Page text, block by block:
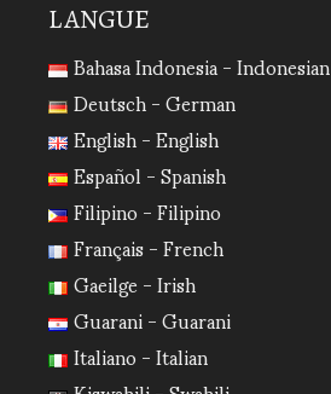
LANGUE
Bahasa Indonesia - Indonesian
Deutsch - German
English - English
Español - Spanish
Filipino - Filipino
Français - French
Gaeilge - Irish
Guarani - Guarani
Italiano - Italian